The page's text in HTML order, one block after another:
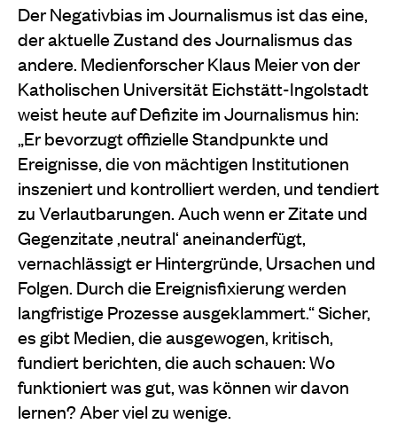
Der Negativbias im Journalismus ist das eine,
der aktuelle Zustand des Journalismus das
andere. Medienforscher Klaus Meier von der
Katholischen Universität Eichstätt-Ingolstadt
weist heute auf Defizite im Journalismus hin:
„Er bevorzugt offizielle Standpunkte und
Ereignisse, die von mächtigen Institutionen
inszeniert und kontrolliert werden, und tendiert
zu Verlautbarungen. Auch wenn er Zitate und
Gegenzitate ‚neutral‘ aneinanderfügt,
vernachlässigt er Hintergründe, Ursachen und
Folgen. Durch die Ereignisfixierung werden
langfristige Prozesse ausgeklammert.“ Sicher,
es gibt Medien, die ausgewogen, kritisch,
fundiert berichten, die auch schauen: Wo
funktioniert was gut, was können wir davon
lernen? Aber viel zu wenige.